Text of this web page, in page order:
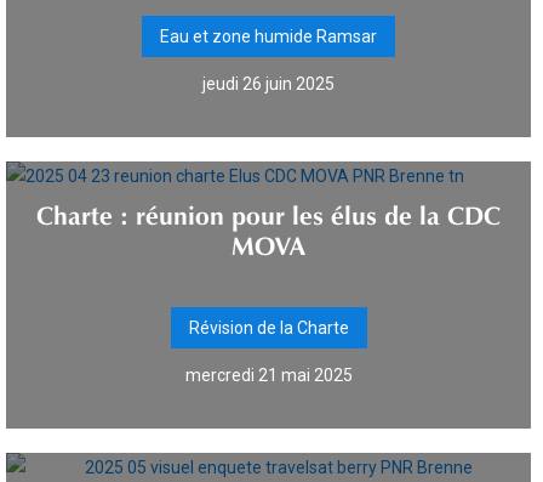
Eau et zone humide Ramsar
jeudi 26 juin 2025
Charte : réunion pour les élus de la CDC
MOVA
Révision de la Charte
mercredi 21 mai 2025